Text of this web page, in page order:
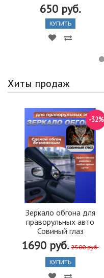
650 руб.
КУПИТЬ
Хиты продаж
Зеркало обгона для
праворульных авто
Совиный глаз
1690 руб. 2500 руб.
-32%
КУПИТЬ